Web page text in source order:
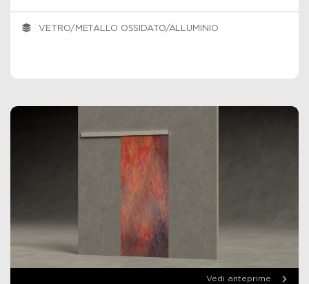
VETRO/METALLO OSSIDATO/ALLUMINIO
Vedi anteprime